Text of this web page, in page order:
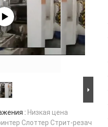
: Низкая цена
Слоттер Стрит-резач